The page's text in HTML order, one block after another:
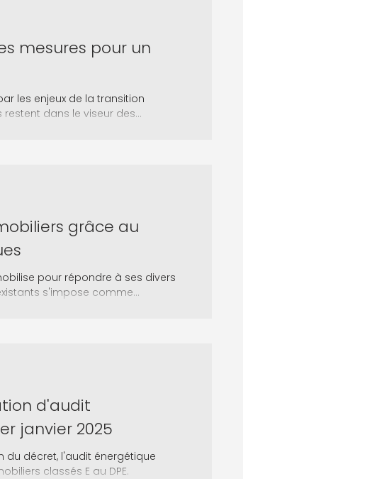
mesures pour un
les enjeux de la transition
dans le viseur des...
grâce au
pour répondre à ses divers
s'impose comme...
d'audit
janvier 2025
du décret, l'audit énergétique
classés E au DPE.